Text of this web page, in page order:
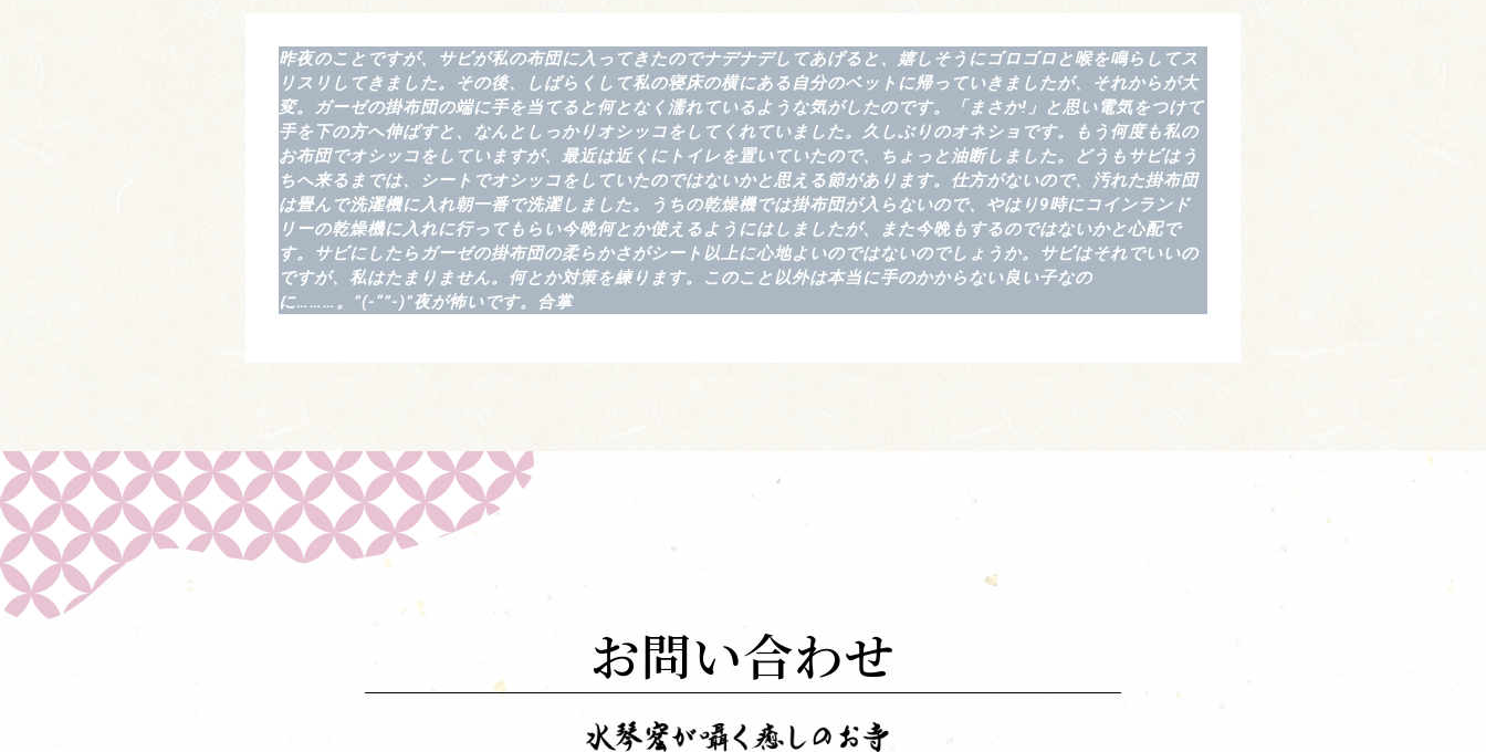
昨夜のことですが、サビが私の布団に入ってきたのでナデナデしてあげると、嬉しそうにゴロゴロと喉を鳴らしてス
リスリしてきました。その後、しばらくして私の寝床の横にある自分のベットに帰っていきましたが、それからが大
変。ガーゼの掛布団の端に手を当てると何となく濡れているような気がしたのです。「まさか!」と思い電気をつけて
手を下の方へ伸ばすと、なんとしっかりオシッコをしてくれていました。久しぶりのオネショです。もう何度も私の
お布団でオシッコをしていますが、最近は近くにトイレを置いていたので、ちょっと油断しました。どうもサビはう
ちへ来るまでは、シートでオシッコをしていたのではないかと思える節があります。仕方がないので、汚れた掛布団
は畳んで洗濯機に入れ朝一番で洗濯しました。うちの乾燥機では掛布団が入らないので、やはり9時にコインランド
リーの乾燥機に入れに行ってもらい今晩何とか使えるようにはしましたが、また今晩もするのではないかと心配で
す。サビにしたらガーゼの掛布団の柔らかさがシート以上に心地よいのではないのでしょうか。サビはそれでいいの
ですが、私はたまりません。何とか対策を練ります。このこと以外は本当に手のかからない良い子なの
に………。”(-“”-)”夜が怖いです。合掌
お問い合わせ